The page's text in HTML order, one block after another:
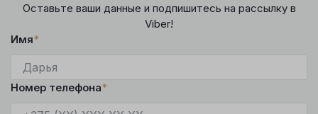
Оставьте ваши данные и подпишитесь на рассылку в
Viber!
Имя*
Номер телефона*